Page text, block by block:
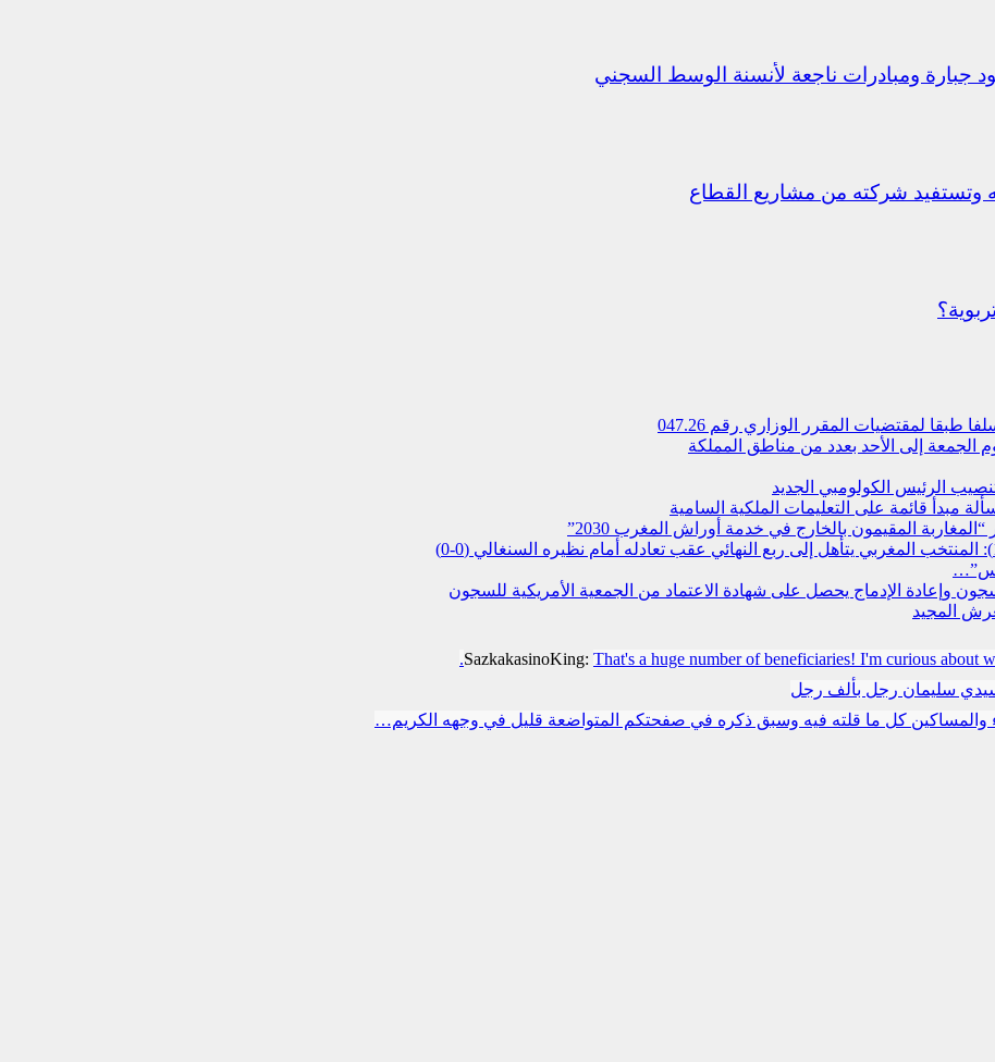
ومبادرات ناجعة لأنسنة الوسط السجني
شركته من مشاريع القطاع
لمقتضیات المقرر الوزاري رقم 047.26
إلى الأحد بعدد من مناطق المملكة
الرئيس الكولومبي الجديد
مبدأ قائمة على التعليمات الملكية السامية
المقيمون بالخارج في خدمة أوراش المغرب 2030”
وإعادة الإدماج يحصل على شهادة الاعتماد من الجمعية الأمريكية للسجون
المجيد
SazkakasinoKing: That's a huge number of beneficiaries! I'm curious about
سليمان رجل بألف رجل
كل ما قلته فيه وسبق ذكره في صفحتكم المتواضعة قليل في وجهه الكريم…